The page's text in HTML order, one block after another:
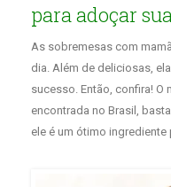
para adoçar
As sobremesas com
dia. Além de deliciosas,
sucesso. Então, confira! O
encontrada no Brasil,
ele é um ótimo ingrediente